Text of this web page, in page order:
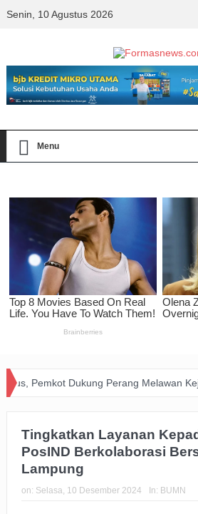
Senin, 10 Agustus 2026
Menu
Dukung Perang Melawan
Tingkatkan Layanan
PosIND Berkolaborasi
Lampung
on: Selasa, 10 Desember 2024 In: BUMN